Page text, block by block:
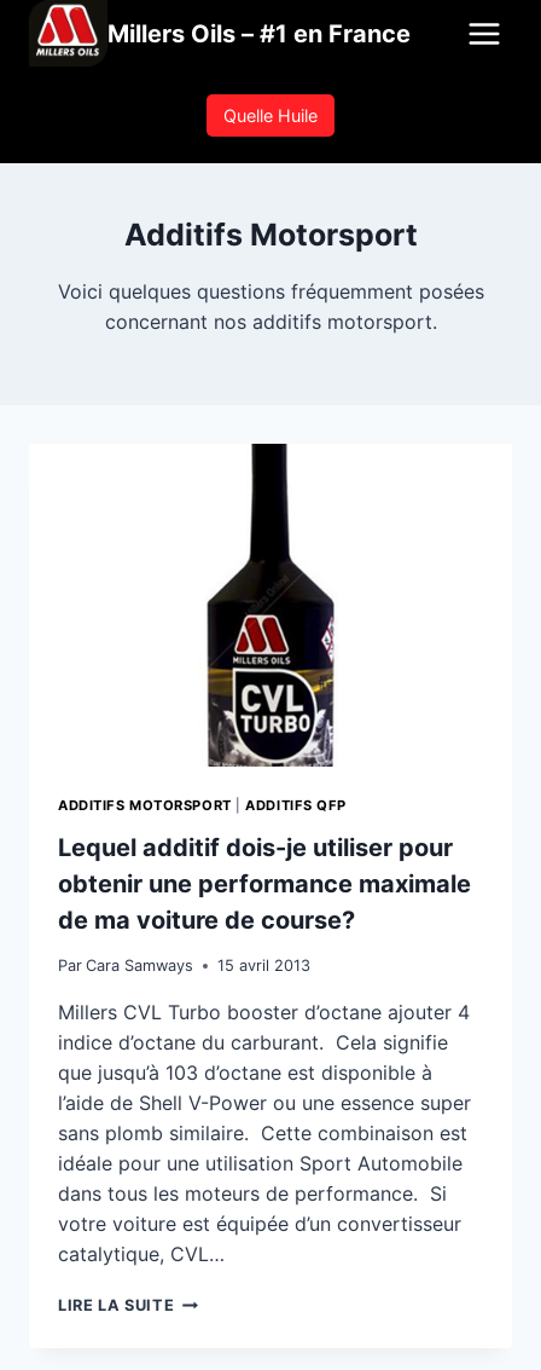
Millers Oils – #1 en France
Quelle Huile
Additifs Motorsport
Voici quelques questions fréquemment posées
concernant nos additifs motorsport.
ADDITIFS MOTORSPORT |ADDITIFS QFP
Lequel additif dois-je utiliser pour
obtenir une performance maximale
de ma voiture de course?
Par Cara Samways 15 avril 2013
Millers CVL Turbo booster d’octane ajouter 4
indice d’octane du carburant. Cela signifie
que jusqu’à 103 d’octane est disponible à
l’aide de Shell V-Power ou une essence super
sans plomb similaire. Cette combinaison est
idéale pour une utilisation Sport Automobile
dans tous les moteurs de performance. Si
votre voiture est équipée d’un convertisseur
catalytique, CVL…
LIRE LA SUITE LEQUEL